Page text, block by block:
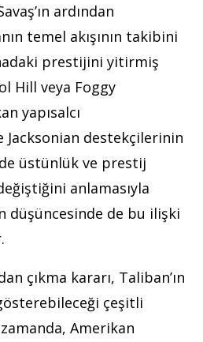
ardından
temel akışının takibini
prestijini yitirmiş
Hill veya Foggy
yapısalcı
Jacksonian destekçilerinin
üstünlük ve prestij
anlamasıyla
düşüncesinde de bu ilişki
çıkma kararı, Taliban’ın
çeşitli
Amerikan